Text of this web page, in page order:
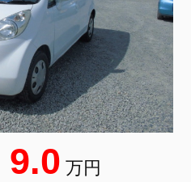
9.0 万円